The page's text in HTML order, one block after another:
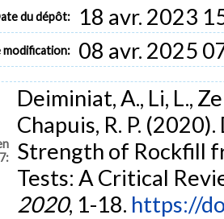
du dépôt: 18 avr. 2023
modification: 08 avr. 2025
Deiminiat, A., Li, L.,
Chapuis, R. P.
Strength of Rockfill
Tests: A Critical
2020, 1-18. https://